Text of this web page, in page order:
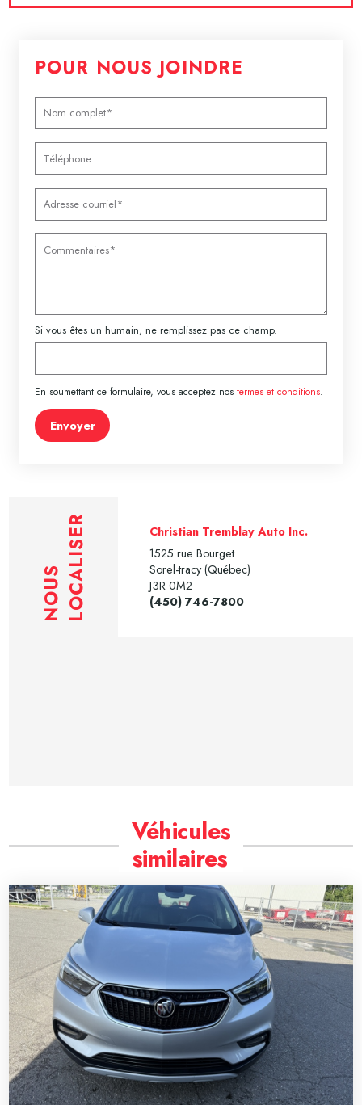
POUR NOUS JOINDRE
Si vous êtes un humain, ne remplissez pas ce champ.
En soumettant ce formulaire, vous acceptez nostermes et conditions.
Envoyer
NOUSLOCALISER
Christian Tremblay Auto Inc.
1525 rue Bourget
Sorel-tracy (Québec)
J3R 0M2
(450) 746-7800
Véhicules
similaires